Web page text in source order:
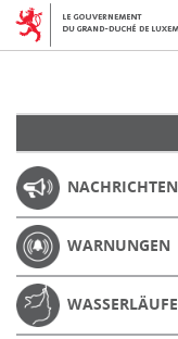
NACHRICHTEN
WARNUNGEN
WASSERLÄUFE